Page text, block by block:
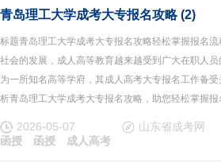
青岛理工大学成考大专报名攻略 (2)
标题青岛理工大学成考大专报名攻略轻松掌握报名
社会的发展，成人高等教育越来越受到广大在职人
为一所知名高等学府，其成人高考大专报名工作备
析青岛理工大学成考大专报名攻略，助您轻松掌握报
2026-05-07 山东省成考网
函授
函授 成人高考